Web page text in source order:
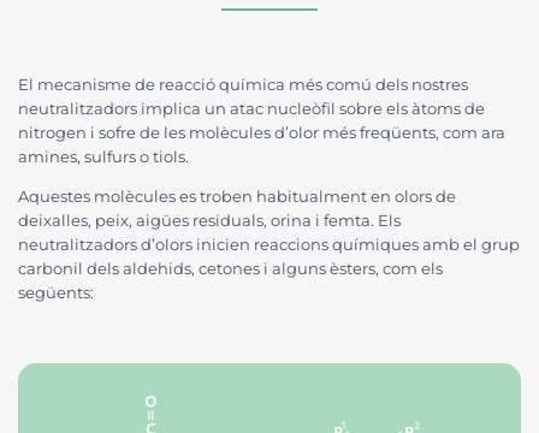
El mecanisme de reacció química més comú dels nostres
neutralitzadors implica un atac nucleòfil sobre els àtoms de
nitrogen i sofre de les molècules d’olor més freqüents, com ara
amines, sulfurs o tiols.
Aquestes molècules es troben habitualment en olors de
deixalles, peix, aigües residuals, orina i femta. Els
neutralitzadors d’olors inicien reaccions químiques amb el grup
carbonil dels aldehids, cetones i alguns èsters, com els
següents: